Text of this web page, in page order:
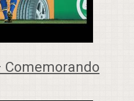
Comemorando